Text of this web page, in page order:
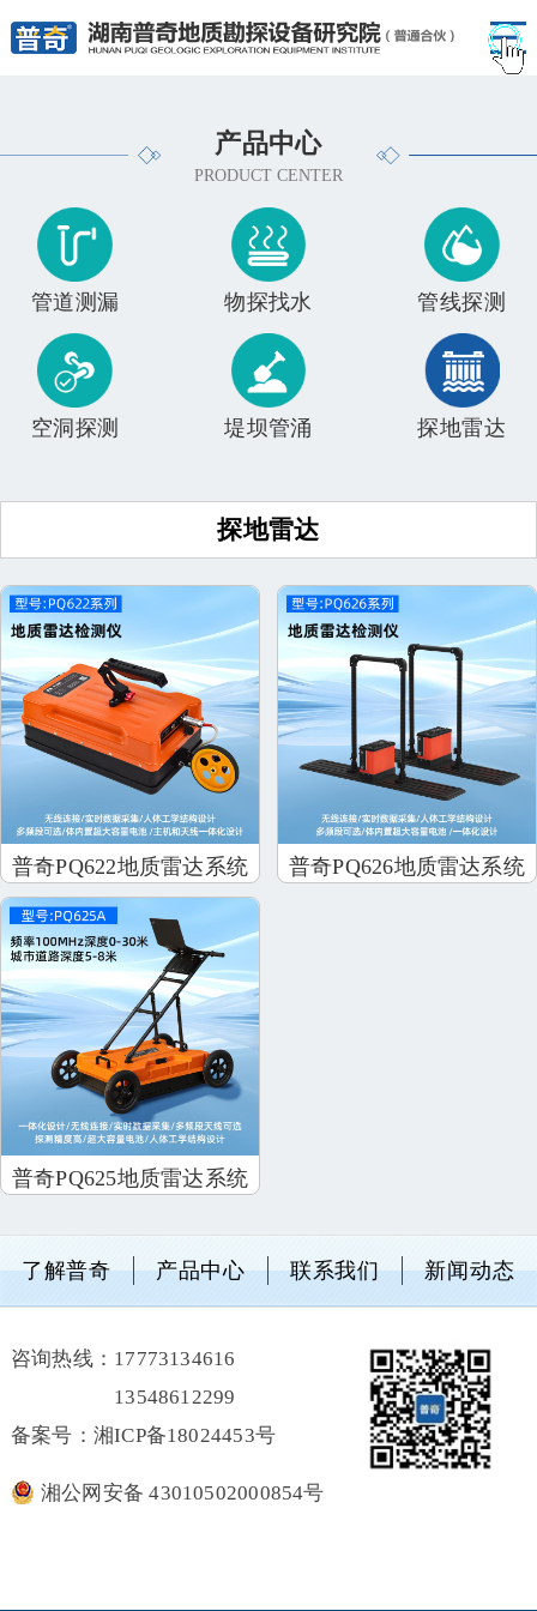
产品中心
PRODUCT CENTER
管道测漏 物探找水 管线探测
空洞探测 堤坝管涌 探地雷达
探地雷达
普奇PQ622地质雷达系统 普奇PQ626地质雷达系统
普奇PQ625地质雷达系统
了解普奇 产品中心 联系我们 新闻动态
咨询热线： 17773134616
13548612299
备案号：湘ICP备18024453号
湘公网安备 43010502000854号